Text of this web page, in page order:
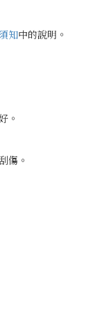
知中的說明。
。
傷。